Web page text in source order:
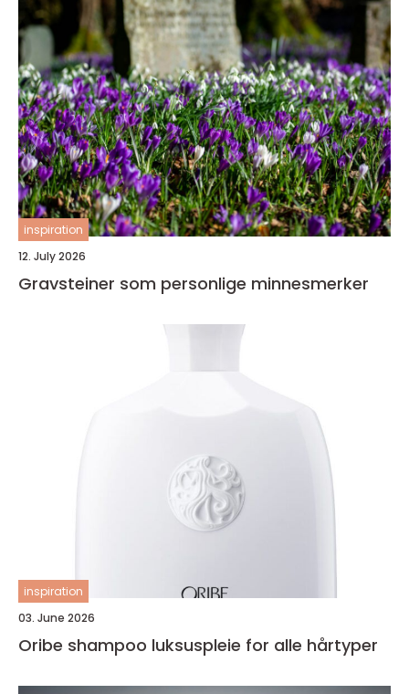
inspiration
12. July 2026
Gravsteiner som personlige minnesmerker
inspiration
03. June 2026
Oribe shampoo luksuspleie for alle hårtyper